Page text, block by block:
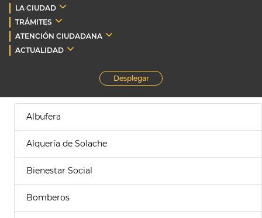
LA CIUDAD
TRÁMITES
ATENCIÓN CIUDADANA
ACTUALIDAD
Desplegar
Albufera
Alquería de Solache
Bienestar Social
Bomberos